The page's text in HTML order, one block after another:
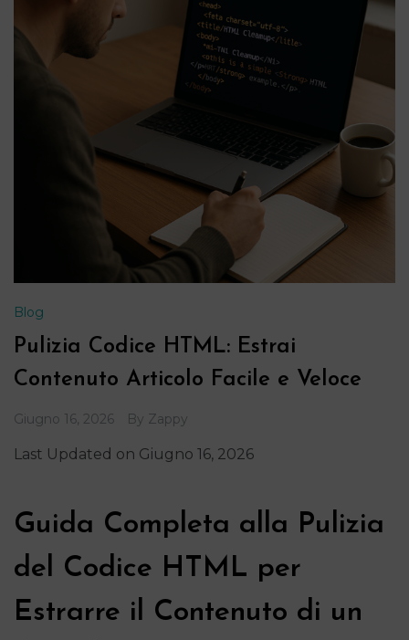
Blog
Pulizia Codice HTML: Estrai
Contenuto Articolo Facile e Veloce
Giugno 16, 2026 By Zappy
Last Updated on Giugno 16, 2026
Guida Completa alla Pulizia
del Codice HTML per
Estrarre il Contenuto di un